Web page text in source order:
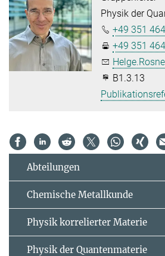
Physik der
+49 351
+49 351
B1.3.13
Abteilungen
Chemische Metallkunde
Physik korrelierter Materie
Physik der Quantenmaterie